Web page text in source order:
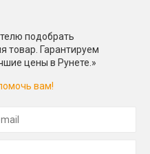
подобрать
товар. Гарантируем
цены в Рунете.»
вам!